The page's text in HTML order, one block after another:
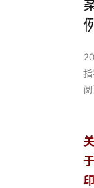
关
于
印